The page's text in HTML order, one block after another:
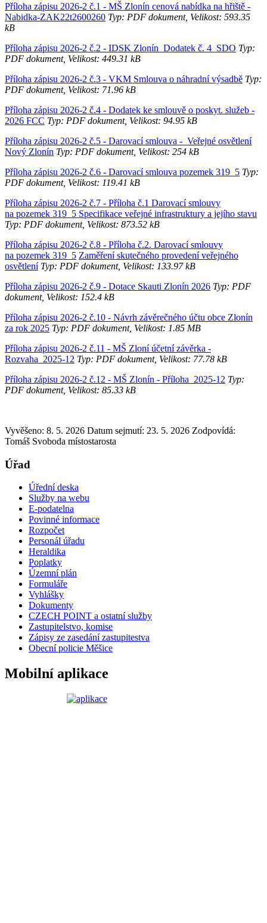
Příloha zápisu 2026-2 č.1 - MŠ Zlonín cenová nabídka na hřiště -
Nabidka-ZAK22t2600260 Typ: PDF dokument, Velikost: 593.35
kB
Příloha zápisu 2026-2 č.2 - IDSK Zlonín_Dodatek č. 4_SDO Typ:
PDF dokument, Velikost: 449.31 kB
Příloha zápisu 2026-2 č.3 - VKM Smlouva o náhradní výsadbě Typ:
PDF dokument, Velikost: 71.96 kB
Příloha zápisu 2026-2 č.4 - Dodatek ke smlouvě o poskyt. služeb -
2026 FCC Typ: PDF dokument, Velikost: 94.95 kB
Příloha zápisu 2026-2 č.5 - Darovací smlouva - Veřejné osvětlení
Nový Zlonín Typ: PDF dokument, Velikost: 254 kB
Příloha zápisu 2026-2 č.6 - Darovací smlouva pozemek 319_5 Typ:
PDF dokument, Velikost: 119.41 kB
Příloha zápisu 2026-2 č.7 - Příloha č.1 Darovací smlouvy
na pozemek 319_5 Specifikace veřejné infrastruktury a jejího stavu
Typ: PDF dokument, Velikost: 873.52 kB
Příloha zápisu 2026-2 č.8 - Příloha č.2. Darovací smlouvy
na pozemek 319_5 Zaměření skutečného provedení veřejného
osvětleníTyp: PDF dokument, Velikost: 133.97 kB
Příloha zápisu 2026-2 č.9 - Dotace Skauti Zlonín 2026 Typ: PDF
dokument, Velikost: 152.4 kB
Příloha zápisu 2026-2 č.10 - Návrh závěrečného účtu obce Zlonín
za rok 2025 Typ: PDF dokument, Velikost: 1.85 MB
Příloha zápisu 2026-2 č.11 - MŠ Zloní účetní závěrka -
Rozvaha_2025-12 Typ: PDF dokument, Velikost: 77.78 kB
Příloha zápisu 2026-2 č.12 - MŠ Zlonín - Příloha_2025-12 Typ:
PDF dokument, Velikost: 85.33 kB
Vyvěšeno: 8. 5. 2026 Datum sejmutí: 23. 5. 2026 Zodpovídá:
Tomáš Svoboda místostarosta
Úřad
Úřední deska
Služby na webu
E-podatelna
Povinné informace
Rozpočet
Personál úřadu
Heraldika
Poplatky
Územní plán
Formuláře
Vyhlášky
Dokumenty
CZECH POINT a ostatní služby
Zastupitelstvo, komise
Zápisy ze zasedání zastupitestva
Obecní policie Měšice
Mobilní aplikace